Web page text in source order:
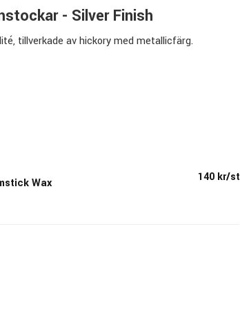
- Silver Finish
tillverkade av hickory med metallicfärg.
Wax 140 kr/st